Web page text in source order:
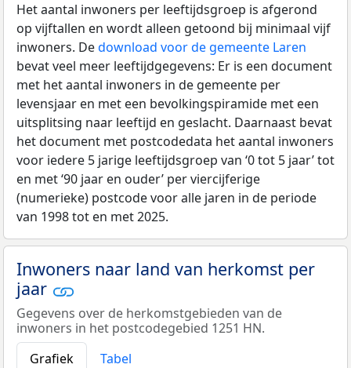
Het aantal inwoners per leeftijdsgroep is afgerond
op vijftallen en wordt alleen getoond bij minimaal vijf
inwoners. Dedownload voor de gemeente Laren
bevat veel meer leeftijdgegevens: Er is een document
met het aantal inwoners in de gemeente per
levensjaar en met een bevolkingspiramide met een
uitsplitsing naar leeftijd en geslacht. Daarnaast bevat
het document met postcodedata het aantal inwoners
voor iedere 5 jarige leeftijdsgroep van ‘0 tot 5 jaar’ tot
en met ‘90 jaar en ouder’ per viercijferige
(numerieke) postcode voor alle jaren in de periode
van 1998 tot en met 2025.
Inwoners naar land van herkomst per
jaar
Gegevens over de herkomstgebieden van de
inwoners in het postcodegebied 1251 HN.
Grafiek
Tabel